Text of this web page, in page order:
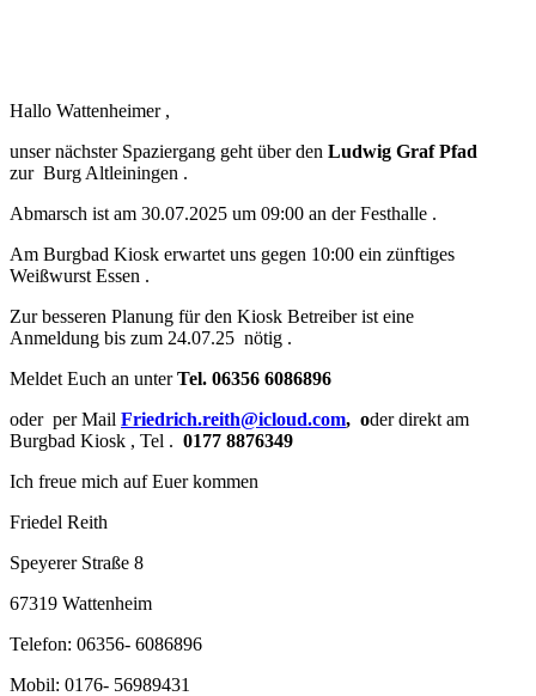
Hallo Wattenheimer ,
unser nächster Spaziergang geht über den Ludwig Graf Pfad
zur Burg Altleiningen .
Abmarsch ist am 30.07.2025 um 09:00 an der Festhalle .
Am Burgbad Kiosk erwartet uns gegen 10:00 ein zünftiges
Weißwurst Essen .
Zur besseren Planung für den Kiosk Betreiber ist eine
Anmeldung bis zum 24.07.25 nötig .
Meldet Euch an unterTel. 06356 6086896
oder per Mail Friedrich.reith@icloud.com, oder direkt am
Burgbad Kiosk , Tel . 0177 8876349
Ich freue mich auf Euer kommen
Friedel Reith
Speyerer Straße 8
67319 Wattenheim
Telefon: 06356- 6086896
Mobil: 0176- 56989431